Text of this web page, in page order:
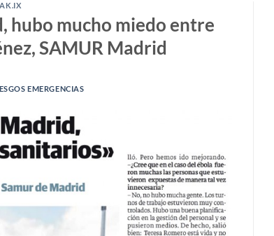
hubo mucho miedo entre
SAMUR Madrid
EMERGENCIAS